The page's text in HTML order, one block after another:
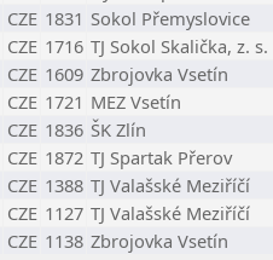
CZE 1831 Sokol Přemyslovice
CZE 1716 TJ Sokol Skalička, z. s.
CZE 1609 Zbrojovka Vsetín
CZE 1721 MEZ Vsetín
CZE 1836 ŠK Zlín
CZE 1872 TJ Spartak Přerov
CZE 1388 TJ Valašské Meziříčí
CZE 1127 TJ Valašské Meziříčí
CZE 1138 Zbrojovka Vsetín